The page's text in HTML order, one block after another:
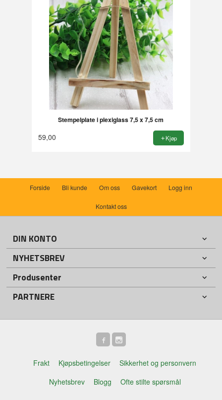
Stempelplate i plexiglass 7,5 x 7,5 cm
59,00 Kjøp
Forside Bli kunde Om oss Gavekort Logg inn
Kontakt oss
DIN KONTO
NYHETSBREV
Produsenter
PARTNERE
Frakt Kjøpsbetingelser
Sikkerhet og personvern
Nyhetsbrev
Blogg Ofte stilte spørsmål